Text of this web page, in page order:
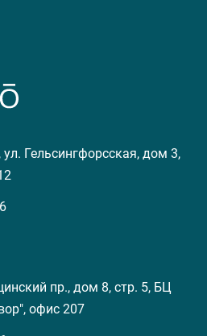
ул. Гельсингфорсская, дом 3,
пр., дом 8, стр. 5, БЦ
офис 207